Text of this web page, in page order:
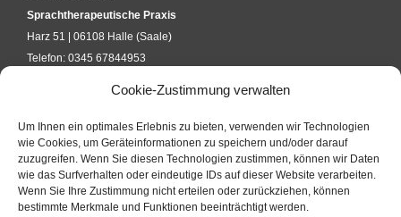
Cookie-Zustimmung verwalten
Um Ihnen ein optimales Erlebnis zu bieten, verwenden wir Technologien
wie Cookies, um Geräteinformationen zu speichern und/oder darauf
zuzugreifen. Wenn Sie diesen Technologien zustimmen, können wir Daten
wie das Surfverhalten oder eindeutige IDs auf dieser Website verarbeiten.
Wenn Sie Ihre Zustimmung nicht erteilen oder zurückziehen, können
bestimmte Merkmale und Funktionen beeinträchtigt werden.
Sprachtherapeutische Praxis
Harz 51 | 06108 Halle (Saale)
Telefon: 0345 67844953
KURSANFRAGE
KONTAKTFORMULAR